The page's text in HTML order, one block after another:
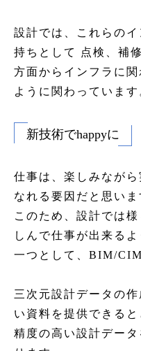
設計では、これらの
持ちとして 点検、補
方面からインフラに
ように関わっています
新技術でhappyに
仕事は、楽しみなが
なれる要因だと思いま
このため、設計では
しんで仕事が出来る
一つとして、BIM/CIM
三次元設計データの
い資料を提供できる
精度の高い設計デー